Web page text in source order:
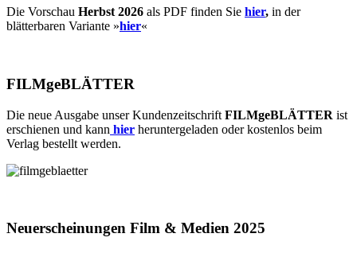
Die Vorschau Herbst 2026 als PDF finden Sie hier, in der
blätterbaren Variante »hier«
FILMgeBLÄTTER
Die neue Ausgabe unser Kundenzeitschrift FILMgeBLÄTTER ist
erschienen und kann hier heruntergeladen oder kostenlos beim
Verlag bestellt werden.
Neuerscheinungen Film & Medien 2025